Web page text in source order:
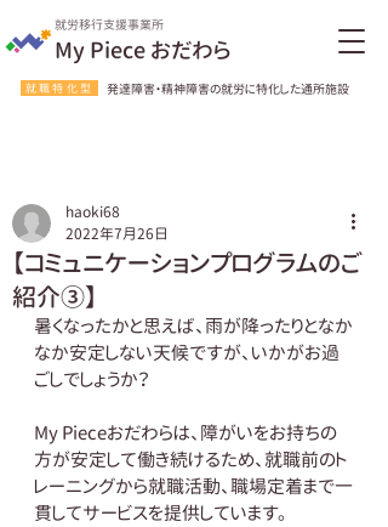
就労移行支援事業所
My Piece おだわら
就職特化型 発達障害・精神障害の就労に特化した通所施設
【コミュニケーションプログラムのご
紹介③】
haoki68
2022年7月26日
暑くなったかと思えば、雨が降ったりとなか
なか安定しない天候ですが、いかがお過
ごしでしょうか？
My Pieceおだわらは、障がいをお持ちの
方が安定して働き続けるため、就職前のト
レーニングから就職活動、職場定着まで一
貫してサービスを提供しています。